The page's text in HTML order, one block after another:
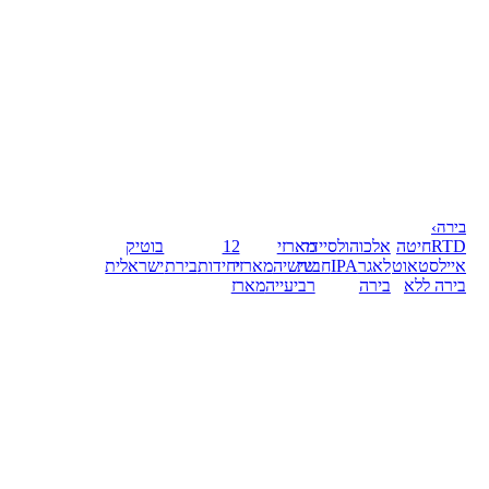
בירה›
RTDחיטה
איילסטאוט
בירה ללא
אלכוהולסיידר
לאגרIPAחבית
בירה
מארזי
שישיהמארזי
רביעייהמארז
12
יחידותבירת
בוטיק
ישראלית